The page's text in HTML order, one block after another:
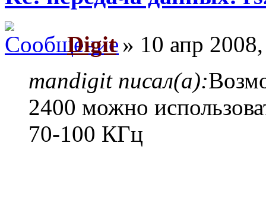
Digit» 10 апр
mandigit писал(а):
2400 можно
70-100 КГц